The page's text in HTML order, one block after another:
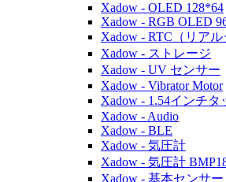
Xadow - OLED 128*64
Xadow - RGB OLED
Xadow - RTC（リアル
Xadow - ストレージ
Xadow - UV センサー
Xadow - Vibrator Motor
Xadow - 1.54インチ
Xadow - Audio
Xadow - BLE
Xadow - 気圧計
Xadow - 気圧計
Xadow - 基本センサー